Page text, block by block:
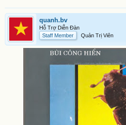
quanh.bv
Hỗ Trợ Diễn Đàn
Staff Member
Quản Trị Viên